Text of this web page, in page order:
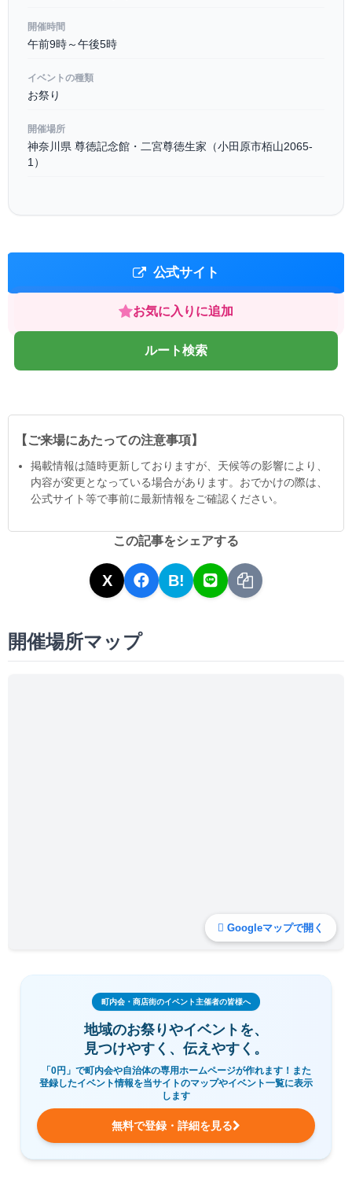
開催時間
午前9時～午後5時
イベントの種類
お祭り
開催場所
神奈川県 尊徳記念館・二宮尊徳生家（小田原市栢山2065-
1）
公式サイト
お気に入りに追加
ルート検索
【ご来場にあたっての注意事項】
掲載情報は隨時更新しておりますが、天候等の影響により、
内容が変更となっている場合があります。おでかけの際は、
公式サイト等で事前に最新情報をご確認ください。
この記事をシェアする
X B!
開催場所マップ
Googleマップで開く
町内会・商店街のイベント主催者の皆様へ
地域のお祭りやイベントを、
見つけやすく、伝えやすく。
「0円」で町内会や自治体の専用ホームページが作れます！また
登録したイベント情報を当サイトのマップやイベント一覧に表示
します
無料で登録・詳細を見る